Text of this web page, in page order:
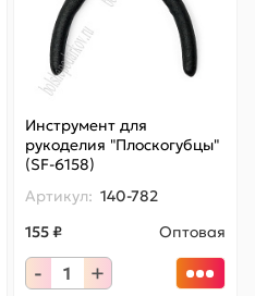
Инструмент для
рукоделия "Плоскогубцы"
(SF-6158)
Артикул: 140-782
155 ₽
Оптовая
- +